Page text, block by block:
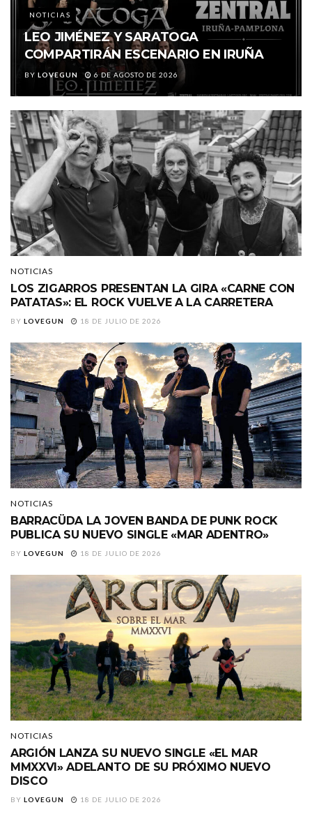
NOTICIAS
LEO JIMÉNEZ Y SARATOGA
COMPARTIRÁN ESCENARIO EN IRUÑA
BY LOVEGUN 6 DE AGOSTO DE 2026
NOTICIAS
LOS ZIGARROS PRESENTAN LA GIRA «CARNE CON
PATATAS»: EL ROCK VUELVE A LA CARRETERA
BY LOVEGUN 18 DE JULIO DE 2026
NOTICIAS
BARRACÜDA LA JOVEN BANDA DE PUNK ROCK
PUBLICA SU NUEVO SINGLE «MAR ADENTRO»
BY LOVEGUN 18 DE JULIO DE 2026
NOTICIAS
ARGIÓN LANZA SU NUEVO SINGLE «EL MAR
MMXXVI» ADELANTO DE SU PRÓXIMO NUEVO
DISCO
BY LOVEGUN 18 DE JULIO DE 2026